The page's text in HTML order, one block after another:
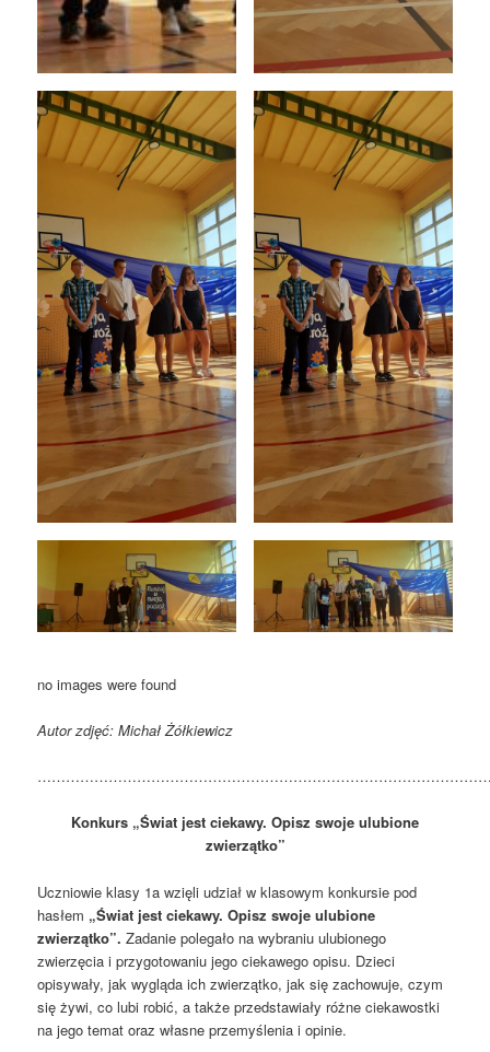
no images were found
Autor zdjęć: Michał Żółkiewicz
Konkurs „Świat jest ciekawy. Opisz swoje ulubione
zwierzątko”
Uczniowie klasy 1a wzięli udział w klasowym konkursie pod
hasłem „Świat jest ciekawy. Opisz swoje ulubione
zwierzątko”.Zadanie polegało na wybraniu ulubionego
zwierzęcia i przygotowaniu jego ciekawego opisu. Dzieci
opisywały, jak wygląda ich zwierzątko, jak się zachowuje, czym
się żywi, co lubi robić, a także przedstawiały różne ciekawostki
na jego temat oraz własne przemyślenia i opinie.